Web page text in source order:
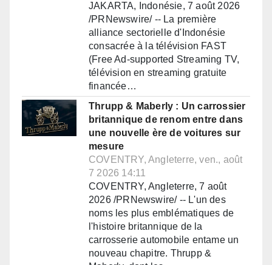
JAKARTA, Indonésie, 7 août 2026
/PRNewswire/ -- La première
alliance sectorielle d'Indonésie
consacrée à la télévision FAST
(Free Ad-supported Streaming TV,
télévision en streaming gratuite
financée…
Thrupp & Maberly : Un carrossier
britannique de renom entre dans
une nouvelle ère de voitures sur
mesure
COVENTRY, Angleterre, ven., août
7 2026 14:11
COVENTRY, Angleterre, 7 août
2026 /PRNewswire/ -- L'un des
noms les plus emblématiques de
l'histoire britannique de la
carrosserie automobile entame un
nouveau chapitre. Thrupp &